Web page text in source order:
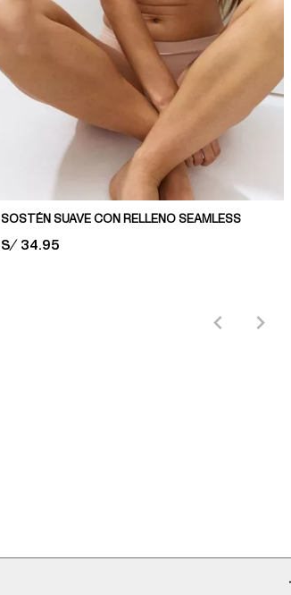
SOSTÉN SUAVE CON RELLENO SEAMLESS
PRICE:
S/ 34.95